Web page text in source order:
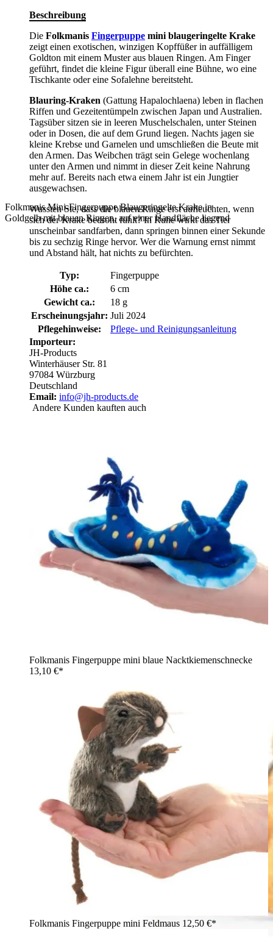
Folkmanis Mini-Fingerpuppe Blaugeringelte Krake in
Goldgelb mit blauen Ringen, auf einer Handfläche liegend
Beschreibung
Die Folkmanis Fingerpuppe mini blaugeringelte Krake
zeigt einen exotischen, winzigen Kopffüßer in auffälligem
Goldton mit einem Muster aus blauen Ringen. Am Finger
geführt, findet die kleine Figur überall eine Bühne, wo eine
Tischkante oder eine Sofalehne bereitsteht.
Blauring-Kraken (Gattung Hapalochlaena) leben in flachen
Riffen und Gezeitentümpeln zwischen Japan und Australien.
Tagsüber sitzen sie in leeren Muschelschalen, unter Steinen
oder in Dosen, die auf dem Grund liegen. Nachts jagen sie
kleine Krebse und Garnelen und umschließen die Beute mit
den Armen. Das Weibchen trägt sein Gelege wochenlang
unter den Armen und nimmt in dieser Zeit keine Nahrung
mehr auf. Bereits nach etwa einem Jahr ist ein Jungtier
ausgewachsen.
Wussten Sie, dass die blauen Ringe erst aufleuchten, wenn
sich der Krake bedroht fühlt? In Ruhe wirkt das Tier
unscheinbar sandfarben, dann springen binnen einer Sekunde
bis zu sechzig Ringe hervor. Wer die Warnung ernst nimmt
und Abstand hält, hat nichts zu befürchten.
Typ:
Fingerpuppe
Höhe ca.:
6 cm
Gewicht ca.:
18 g
Erscheinungsjahr: Juli 2024
Pflegehinweise:
Pflege- und Reinigungsanleitung
Importeur:
JH-Products
Winterhäuser Str. 81
97084 Würzburg
Deutschland
Email: info@jh-products.de
Andere Kunden kauften auch
Folkmanis Fingerpuppe mini blaue Nacktkiemenschnecke
13,10 €*
Folkmanis Fingerpuppe mini Feldmaus 12,50 €*